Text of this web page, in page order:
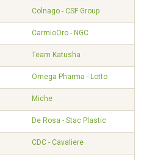
Colnago - CSF Group
CarmioOro - NGC
Team Katusha
Omega Pharma - Lotto
Miche
De Rosa - Stac Plastic
CDC - Cavaliere